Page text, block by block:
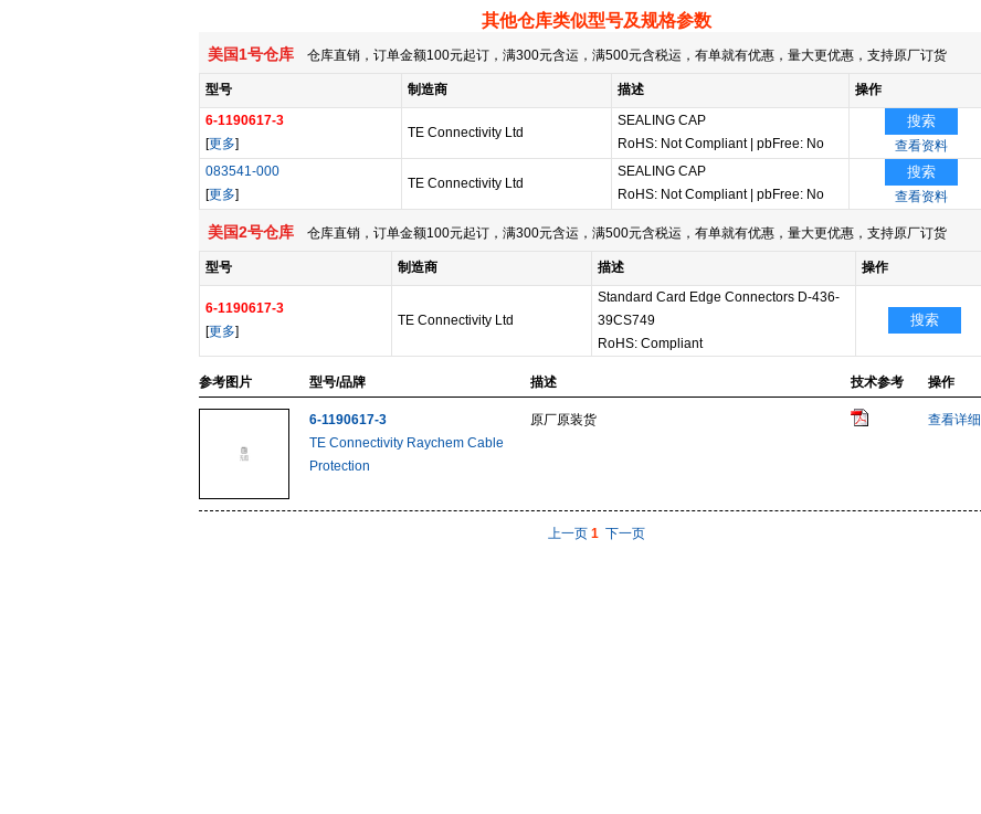
其他仓库类似型号及规格参数
美国1号仓库 仓库直销，订单金额100元起订，满300元含运，满500元含税运，有单就有优惠，量大更优惠，支持原厂订货
型号 制造商 描述
操作
6-1190617-3
[更多]
TE Connectivity Ltd
SEALING CAP
RoHS: Not Compliant pbFree: No
搜索
查看资料
083541-000
[更多]
TE Connectivity Ltd
SEALING CAP
RoHS: Not Compliant pbFree: No
搜索
查看资料
美国2号仓库 仓库直销，订单金额100元起订，满300元含运，满500元含税运，有单就有优惠，量大更优惠，支持原厂订货
型号 制造商 描述 操作
6-1190617-3
[更多]
TE Connectivity Ltd
Standard Card Edge Connectors D-436-
39CS749
RoHS: Compliant
搜索
参考图片 型号/品牌 描述 技术参考 操作
6-1190617-3
TE Connectivity Raychem Cable
Protection
原厂原装货 查看详细
上一页 1 下一页